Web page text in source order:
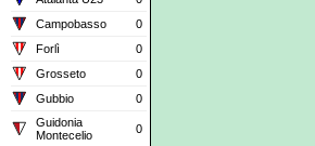
Campobasso
0
Forlì
0
Grosseto
0
Gubbio
0
Guidonia
Montecelio
0